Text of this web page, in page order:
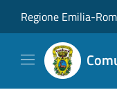
Regione Emilia-